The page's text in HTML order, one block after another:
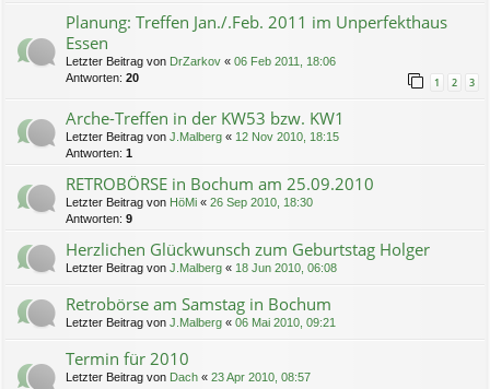
Planung: Treffen Jan./.Feb. 2011 im Unperfekthaus
Essen
Letzter Beitrag von DrZarkov « 06 Feb 2011, 18:06
Antworten: 20 1 2 3
Arche-Treffen in der KW53 bzw. KW1
Letzter Beitrag von J.Malberg « 12 Nov 2010, 18:15
Antworten: 1
RETROBÖRSE in Bochum am 25.09.2010
Letzter Beitrag von HöMi « 26 Sep 2010, 18:30
Antworten: 9
Herzlichen Glückwunsch zum Geburtstag Holger
Letzter Beitrag von J.Malberg « 18 Jun 2010, 06:08
Retrobörse am Samstag in Bochum
Letzter Beitrag von J.Malberg « 06 Mai 2010, 09:21
Termin für 2010
Letzter Beitrag von Dach « 23 Apr 2010, 08:57